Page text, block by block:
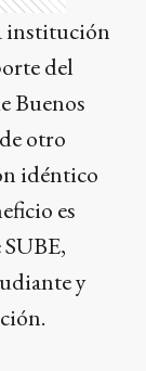
institución
del
Buenos
otro
idéntico
es
y